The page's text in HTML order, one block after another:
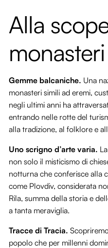
Alla
Gemme balcaniche. Una
monasteri simili ad eremi,
negli ultimi anni ha
entrando nelle rotte del
alla tradizione, al folklore e
Uno scrigno d’arte varia.
non solo il misticismo di
notturna che conferisce alla
come Plovdiv, considerata
Rila, summa della storia e
a tanta meraviglia.
Tracce di Tracia.
popolo che per millenni